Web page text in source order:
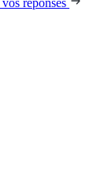
réponses